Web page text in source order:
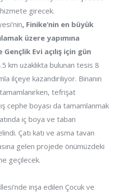
girecek.
, Finike’nin en büyük
üzere yapımına
Gençlik Evi açılış için gün
km uzaklıkta bulunan tesis 8
ilçeye kazandırılıyor. Binanın
tefrişat
cephe boyası da tamamlanmak
iç boya ve taban
Çatı katı ve asma tavan
gelen projede önümüzdeki
geçilecek.
inşa edilen Çocuk ve